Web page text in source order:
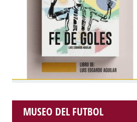
MUSEO DEL FUTBOL